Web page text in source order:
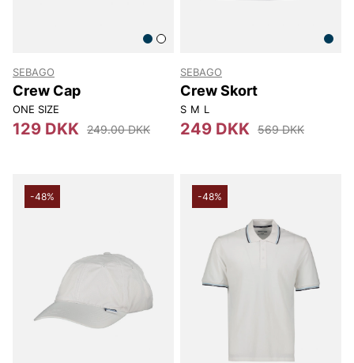
SEBAGO
Crew Cap
ONE SIZE
129 DKK 249.00 DKK
SEBAGO
Crew Skort
S M L
249 DKK 569 DKK
-48% -48%